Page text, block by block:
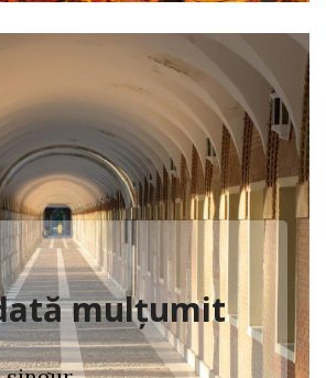
mulțumit